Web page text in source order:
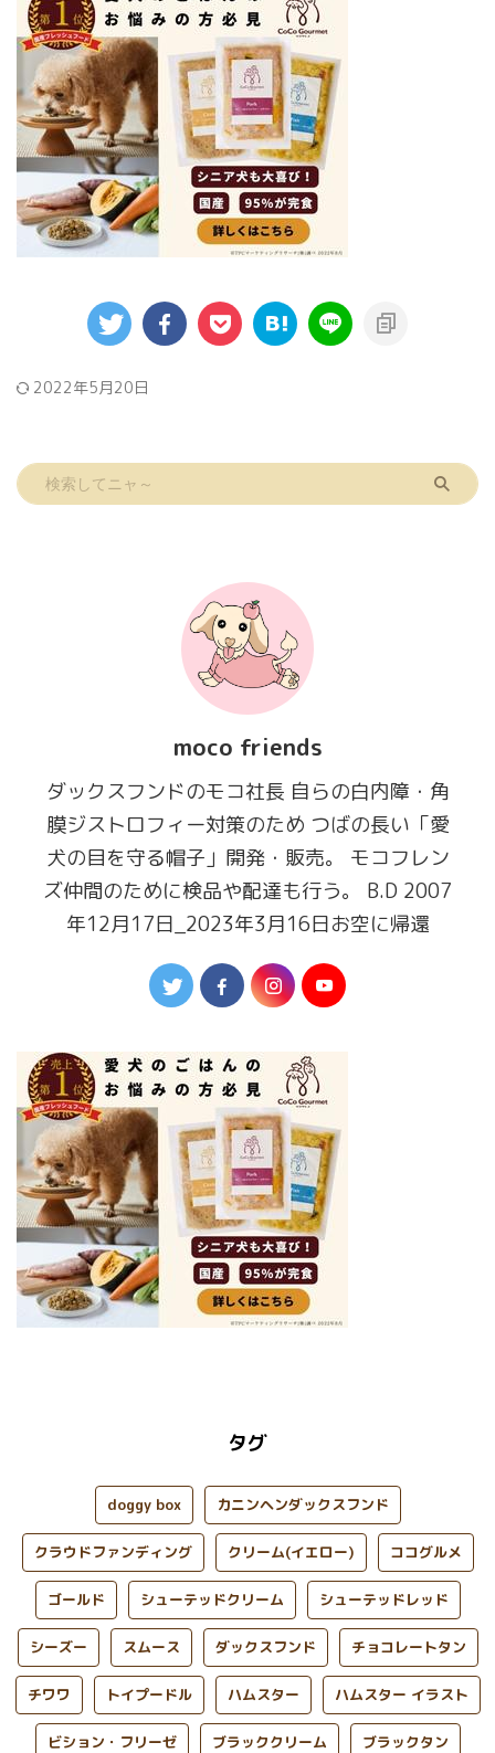
2022年5月20日
moco friends
ダックスフンドのモコ社長 自らの白内障・角
膜ジストロフィー対策のため つばの長い「愛
犬の目を守る帽子」開発・販売。 モコフレン
ズ仲間のために検品や配達も行う。 B.D 2007
年12月17日_2023年3月16日お空に帰還
タグ
doggy box カニンヘンダックスフンド
クラウドファンディング クリーム(イエロー) ココグルメ
ゴールド シューテッドクリーム シューテッドレッド
シーズー スムース ダックスフンド チョコレートタン
チワワ トイプードル ハムスター ハムスター イラスト
ビション・フリーゼ ブラッククリーム ブラックタン